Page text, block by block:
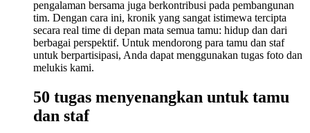
pengalaman bersama juga berkontribusi pada pembangunan
tim. Dengan cara ini, kronik yang sangat istimewa tercipta
secara real time di depan mata semua tamu: hidup dan dari
berbagai perspektif. Untuk mendorong para tamu dan staf
untuk berpartisipasi, Anda dapat menggunakan tugas foto dan
melukis kami.
50 tugas menyenangkan untuk tamu
dan staf